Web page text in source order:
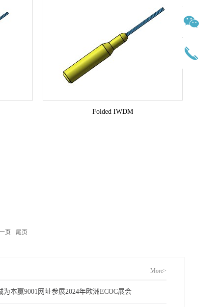
Folded IWDM
页 尾页
More>
为本赢9001网址参展2024年欧洲ECOC展会